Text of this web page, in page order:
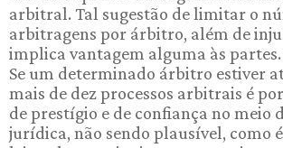
arbitral. Tal sugestão de limitar o
arbitragens por árbitro, além de
implica vantagem alguma às
Se um determinado árbitro estiver
mais de dez processos arbitrais é
de prestígio e de confiança no meio
jurídica, não sendo plausível, como